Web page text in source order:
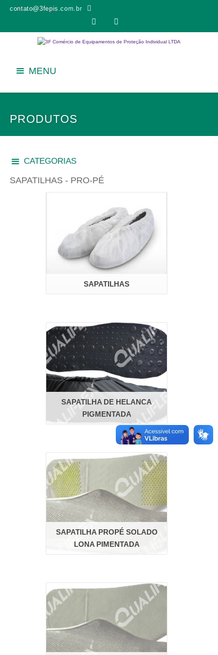
contato@3fepis.com.br
 
MENU
PRODUTOS
CATEGORIAS
SAPATILHAS - PRO-PÉ
SAPATILHAS
SAPATILHA DE HELANCA
PIGMENTADA
SAPATILHA PROPÉ SOLADO
LONA PIMENTADA